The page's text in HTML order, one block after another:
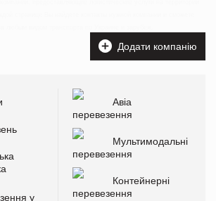
Додати компанію
у
Авіа
перевезення
Мультимодальні
перевезення
Контейнерні
перевезення